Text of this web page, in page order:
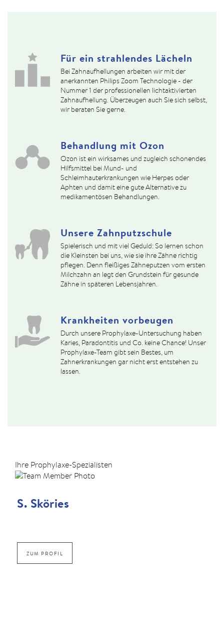
Für ein strahlendes Lächeln
Bei Zahnaufhellungen arbeiten wir mit der
anerkannten Philips Zoom Technologie - der
Nummer 1 der professionellen lichtaktivierten
Zahnaufhellung. Überzeugen auch Sie sich selbst,
wir beraten Sie gerne.
Behandlung mit Ozon
Ozon ist ein wirksames und zugleich schonendes
Hilfsmittel bei Mund- und
Schleimhauterkrankungen wie Herpes oder
Aphten und damit eine gute Alternative zu
medikamentösen Behandlungen.
Unsere Zahnputzschule
Spielerisch und mit viel Geduld: So lernen schon
die Kleinsten bei uns, wie sie ihre Zähne richtig
pflegen. Denn fleißiges Zähneputzen vom ersten
Milchzahn an legt den Grundstein für gesunde
Zähne in späteren Lebensjahren.
Krankheiten vorbeugen
Durch unsere Prophylaxe-Untersuchung haben
Karies, Paradontitis und Co. keine Chance! Unser
Prophylaxe-Team gibt sein Bestes, um
Zahnerkrankungen gar nicht erst entstehen zu
lassen.
Ihre Prophylaxe-Spezialisten
S. Sköries
ZUM PROFIL